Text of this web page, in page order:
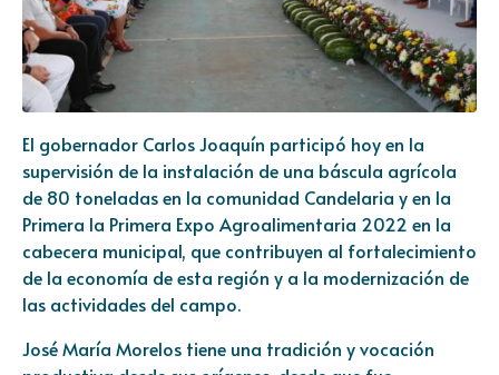
El gobernador Carlos Joaquín participó hoy en la
supervisión de la instalación de una báscula agrícola
de 80 toneladas en la comunidad Candelaria y en la
Primera la Primera Expo Agroalimentaria 2022 en la
cabecera municipal, que contribuyen al fortalecimiento
de la economía de esta región y a la modernización de
las actividades del campo.
José María Morelos tiene una tradición y vocación